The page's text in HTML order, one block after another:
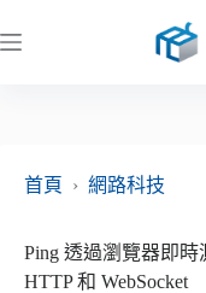
至
首頁
› 網路科技
Ping 透過瀏覽器即
HTTP 和 WebSocket